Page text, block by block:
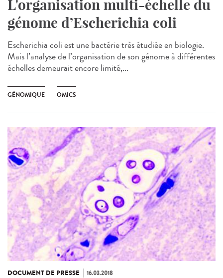
L'organisation multi-échelle du
génome d’Escherichia coli
Escherichia coli est une bactérie très étudiée en biologie.
Mais l’analyse de l’organisation de son génome à différentes
échelles demeurait encore limité,...
GÉNOMIQUE OMICS
DOCUMENT DE PRESSE 16.03.2018